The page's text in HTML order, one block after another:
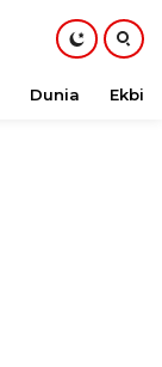
Dunia Ekbis